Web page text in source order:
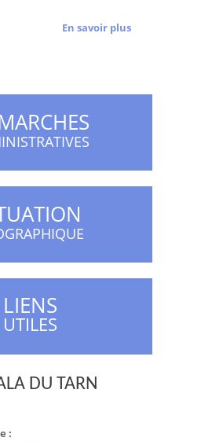
En savoir plus
LIENS
UTILES
DU TARN
: